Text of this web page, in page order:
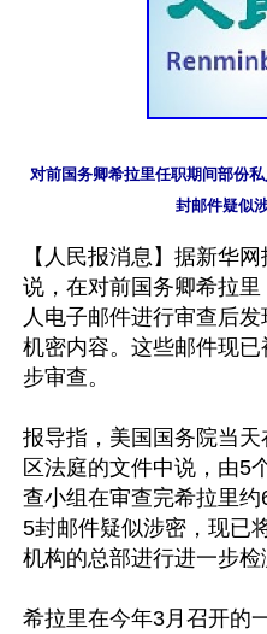
对前国务卿希拉里任职期间部份
【人民报消息】据新华
说，在对前国务卿希拉
人电子邮件进行审查后
机密内容。这些邮件现
步审查。
报导指，美国国务院当
区法庭的文件中说，由5
查小组在审查完希拉里
5封邮件疑似涉密，现已
机构的总部进行进一步检
希拉里在今年3月召开的